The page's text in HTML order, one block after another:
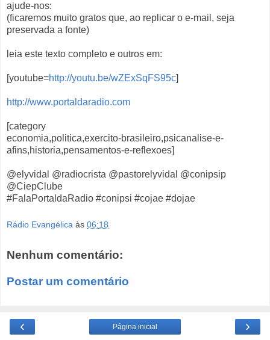
ajude-nos:
(ficaremos muito gratos que, ao replicar o e-mail, seja
preservada a fonte)
leia este texto completo e outros em:
[youtube=http://youtu.be/wZExSqFS95c]
http://www.portaldaradio.com
[category
economia,politica,exercito-brasileiro,psicanalise-e-
afins,historia,pensamentos-e-reflexoes]
@elyvidal @radiocrista @pastorelyvidal @conipsip
@CiepClube
#FalaPortaldaRadio #conipsi #cojae #dojae
Rádio Evangélica às 06:18
Nenhum comentário:
Postar um comentário
‹ ›
Página inicial